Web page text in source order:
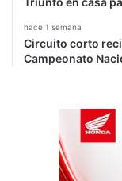
hace 1 semana
Circuito corto
Campeonato